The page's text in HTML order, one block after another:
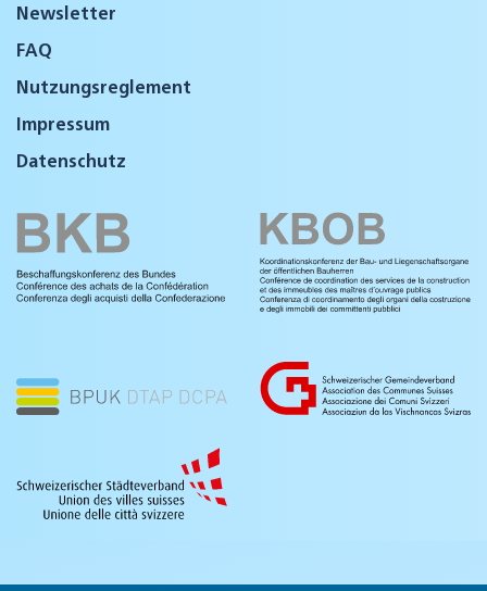
Newsletter
FAQ
Nutzungsreglement
Impressum
Datenschutz